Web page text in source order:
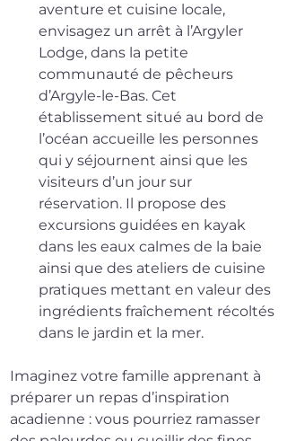
aventure et cuisine locale,
envisagez un arrêt à l’Argyler
Lodge, dans la petite
communauté de pêcheurs
d’Argyle-le-Bas. Cet
établissement situé au bord de
l’océan accueille les personnes
qui y séjournent ainsi que les
visiteurs d’un jour sur
réservation. Il propose des
excursions guidées en kayak
dans les eaux calmes de la baie
ainsi que des ateliers de cuisine
pratiques mettant en valeur des
ingrédients fraîchement récoltés
dans le jardin et la mer.
Imaginez votre famille apprenant à
préparer un repas d’inspiration
acadienne : vous pourriez ramasser